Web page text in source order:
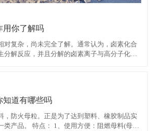
用你了解吗
对复杂，尚未完全了解。通常认为，卤素化合
分解反应，并且分解的卤素离子与高分子化合
熄灭为止。在卤素中，溴比氯具有更高的阻
知道有哪些吗
，防火母粒。正是为了达到塑料、橡胶制品实
类产品。 特点： 1、使用方便：阻燃母料(母粒)